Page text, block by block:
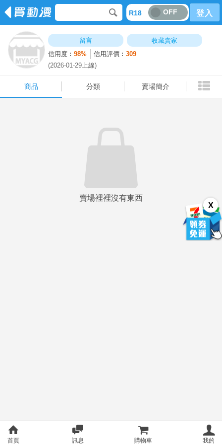
R18 OFF 登入
留言
收藏賣家
信用度︰98% 信用評價︰309
(2026-01-29上線)
商品 分類 賣場簡介
X
賣場裡裡沒有東西
商品 分類 賣場簡介
首頁 訊息 購物車 我的